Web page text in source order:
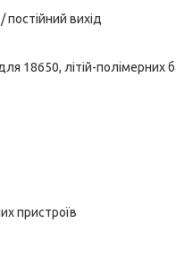
вихід
18650, літій-полімерних
пристроїв